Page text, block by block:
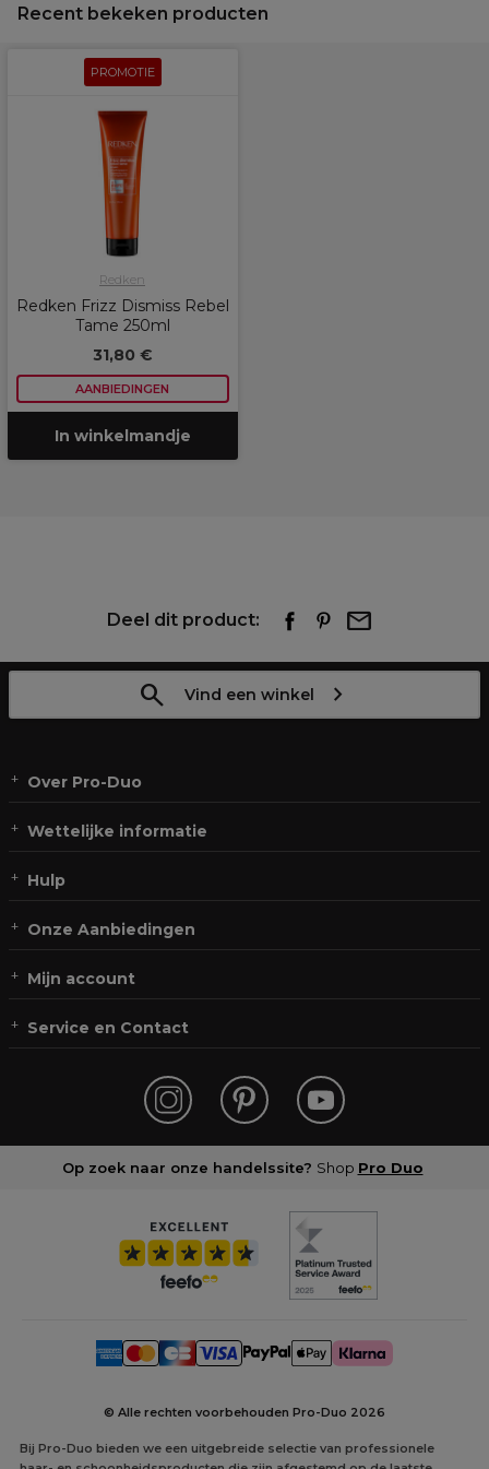
Recent bekeken producten
PROMOTIE
Redken
Redken Frizz Dismiss Rebel
Tame 250ml
31,80 €
AANBIEDINGEN
In winkelmandje
Deel dit product:
Vind een winkel
Over Pro-Duo
Wettelijke informatie
Hulp
Onze Aanbiedingen
Mijn account
Service en Contact
Op zoek naar onze handelssite? Shop Pro Duo
© Alle rechten voorbehouden Pro-Duo 2026
Bij Pro-Duo bieden we een uitgebreide selectie van professionele